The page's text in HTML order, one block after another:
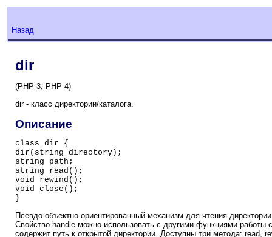
Назад
dir
(PHP 3, PHP 4)
dir - класс директории/каталога.
Описание
class dir {
dir(string directory);
string path;
string read();
void rewind();
void close();
}
Псевдо-объектно-ориентированный механизм для чтения
Свойство handle можно использовать с другими функциями работы
содержит путь к открытой директории. Доступны три метода: read,